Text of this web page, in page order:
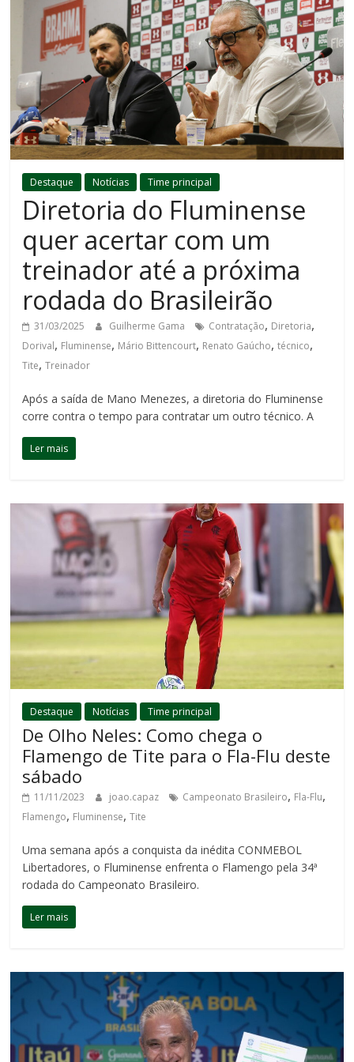
Destaque Notícias Time principal
Diretoria do Fluminense
quer acertar com um
treinador até a próxima
rodada do Brasileirão
31/03/2025 Guilherme Gama Contratação, Diretoria,
Dorival, Fluminense, Mário Bittencourt, Renato Gaúcho,técnico,
Tite,Treinador
Após a saída de Mano Menezes, a diretoria do Fluminense
corre contra o tempo para contratar um outro técnico. A
Ler mais
Destaque Notícias Time principal
De Olho Neles: Como chega o
Flamengo de Tite para o Fla-Flu deste
sábado
11/11/2023 joao.capaz Campeonato Brasileiro, Fla-Flu,
Flamengo, Fluminense,Tite
Uma semana após a conquista da inédita CONMEBOL
Libertadores, o Fluminense enfrenta o Flamengo pela 34ª
rodada do Campeonato Brasileiro.
Ler mais